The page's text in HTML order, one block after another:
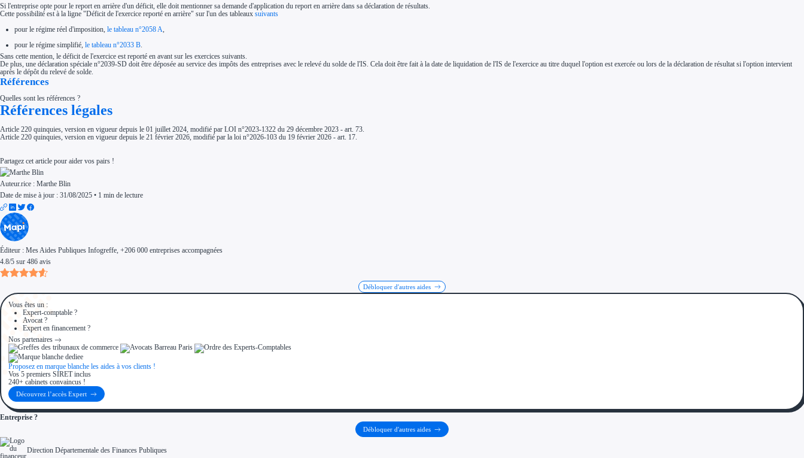
Si l'entreprise opte pour le report en arrière d'un déficit, elle doit mentionner sa demande d'application du report en arrière dans sa déclaration de résultats.
Cette possibilité est à la ligne "Déficit de l'exercice reporté en arrière" sur l'un des tableaux suivants
pour le régime réel d'imposition,le tableau n°2058 A
pour le régime simplifié,le tableau n°2033 B
Sans cette mention, le déficit de l'exercice est reporté en avant sur les exercices suivants.
De plus, une déclaration spéciale n°2039-SD doit être déposée au service des impôts des entreprises avec le relevé du solde de l'IS. Cela doit être fait à la date de liquidation de l'IS de l'exercice au titre duquel l'option est exercée ou lors de la déclaration de résultat si l'option intervient
après le dépôt du relevé de solde.
Références
Quelles sont les références ?
Références légales
Article 220 quinquies, version en vigueur depuis le 01 juillet 2024, modifié par LOI n°2023-1322 du 29 décembre 2023 - art. 73.
Article 220 quinquies, version en vigueur depuis le 21 février 2026, modifié par la loi n°2026-103 du 19 février 2026 - art. 17.
Partagez cet article pour aider vos pairs !
Auteur.rice : Marthe Blin
Date de mise à jour : 31/08/2025 • 1 min de lecture
Éditeur : Mes Aides Publiques Infogreffe, +206 000 entreprises accompagnées
4.8/5 sur 486 avis
Débloquer d'autres aides
Vous êtes un :
Expert-comptable ?
Avocat ?
Expert en financement ?
Nos partenaires
Proposez en marque blanche les aides à vos clients !
Vos 5 premiers SIRET inclus
240+ cabinets convaincus !
Découvrez l’accès Expert
Entreprise ?
Débloquer d'autres aides
Direction Départementale des Finances Publiques